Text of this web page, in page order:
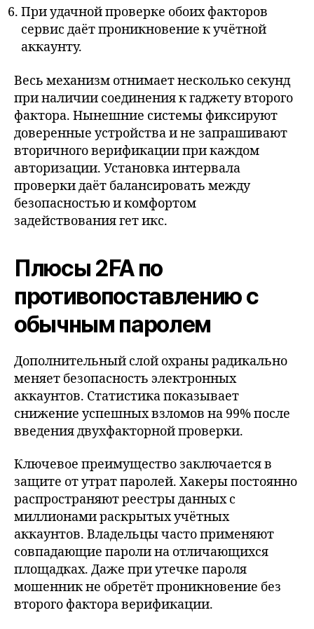
При удачной проверке обоих факторов
сервис даёт проникновение к учётной
аккаунту.
Весь механизм отнимает несколько секунд
при наличии соединения к гаджету второго
фактора. Нынешние системы фиксируют
доверенные устройства и не запрашивают
вторичного верификации при каждом
авторизации. Установка интервала
проверки даёт балансировать между
безопасностью и комфортом
задействования гет икс.
Плюсы 2FA по
противопоставлению с
обычным паролем
Дополнительный слой охраны радикально
меняет безопасность электронных
аккаунтов. Статистика показывает
снижение успешных взломов на 99% после
введения двухфакторной проверки.
Ключевое преимущество заключается в
защите от утрат паролей. Хакеры постоянно
распространяют реестры данных с
миллионами раскрытых учётных
аккаунтов. Владельцы часто применяют
совпадающие пароли на отличающихся
площадках. Даже при утечке пароля
мошенник не обретёт проникновение без
второго фактора верификации.